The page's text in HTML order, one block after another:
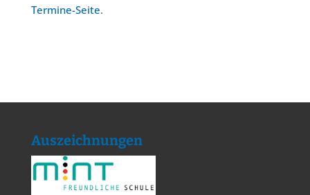
Termine-Seite.
Auszeichnungen